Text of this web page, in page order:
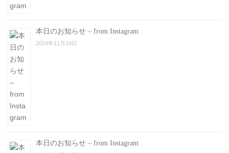
本日のお知らせ – from Instagram
2024年11月14日
本日のお知らせ – from Instagram